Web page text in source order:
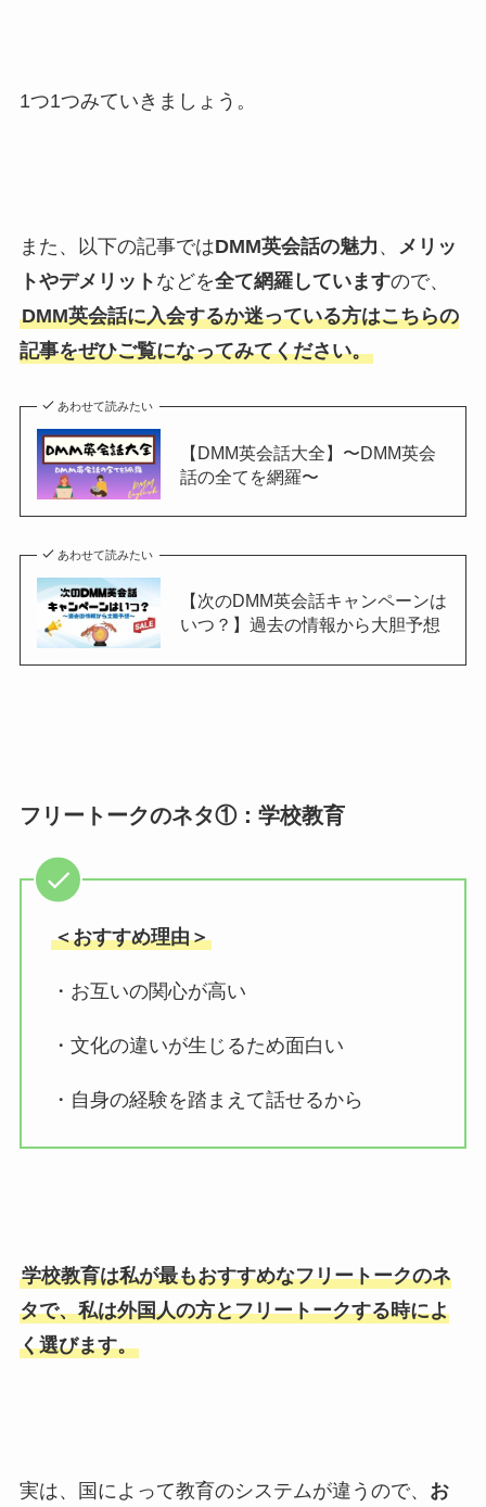
1つ1つみていきましょう。
また、以下の記事ではDMM英会話の魅力 、
メリッ
トやデメリット などを全て網羅していますので、
DMM英会話に入会するか迷っている方はこちらの
記事をぜひご覧になってみてください。
あわせて読みたい
【DMM英会話大全】〜DMM英会
話の全てを網羅〜
あわせて読みたい
【次のDMM英会話キャンペーンは
いつ？】過去の情報から大胆予想
フリートークのネタ①：学校教育
＜おすすめ理由＞
・お互いの関心が高い
・文化の違いが生じるため面白い
・自身の経験を踏まえて話せるから
学校教育は私が最もおすすめなフリートークのネ
タで、私は外国人の方とフリートークする時によ
く選びます。
実は、国によって教育のシステムが違うので、 お